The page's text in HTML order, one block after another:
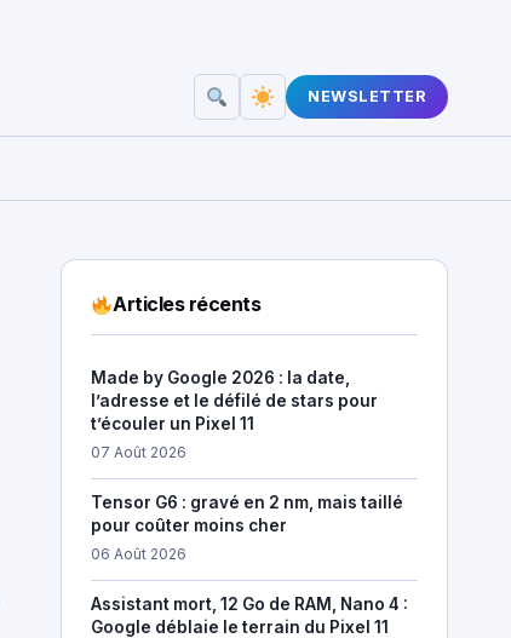
NEWSLETTER
Articles récents
Made by Google 2026 : la date,
l’adresse et le défilé de stars pour
t’écouler un Pixel 11
07 Août 2026
Tensor G6 : gravé en 2 nm, mais taillé
pour coûter moins cher
06 Août 2026
Assistant mort, 12 Go de RAM, Nano 4 :
Google déblaie le terrain du Pixel 11